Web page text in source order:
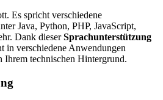
Es spricht verschiedene
Java, Python, PHP, JavaScript,
Dank dieserSprachunterstützung
in verschiedene Anwendungen
Ihrem technischen Hintergrund.